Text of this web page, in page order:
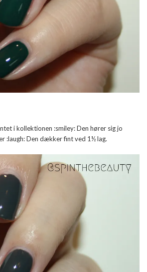
i kollektionen :smiley: Den hører sig jo
:laugh: Den dækker fint ved 1½ lag.